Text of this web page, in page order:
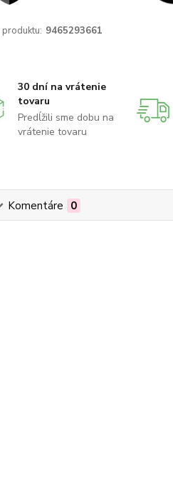
9465293661
30 dní na vrátenie
tovaru
Predĺžili sme dobu na
vrátenie tovaru
Komentáre 0